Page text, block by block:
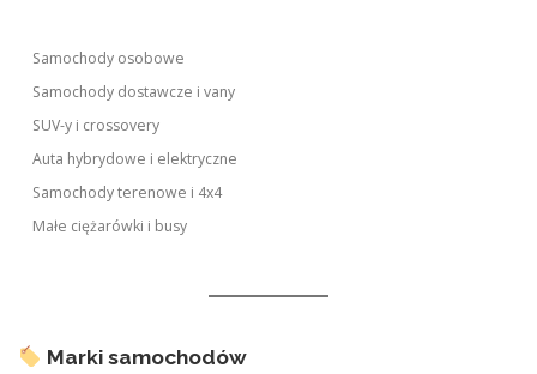
Samochody osobowe
Samochody dostawcze i vany
SUV-y i crossovery
Auta hybrydowe i elektryczne
Samochody terenowe i 4x4
Małe ciężarówki i busy
Marki samochodów